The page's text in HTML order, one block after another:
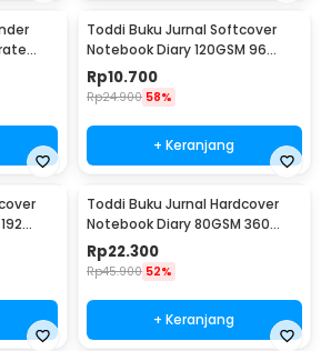
Toddi Buku Jurnal Softcover
Notebook Diary 120GSM 96
Halaman Blank - BQ-14
Rp10.700
Rp24.900 58%
+ Keranjang
Toddi Buku Jurnal Hardcover
Notebook Diary 80GSM 360
Halaman Lined - CW-25
Rp22.300
Rp45.900 52%
+ Keranjang